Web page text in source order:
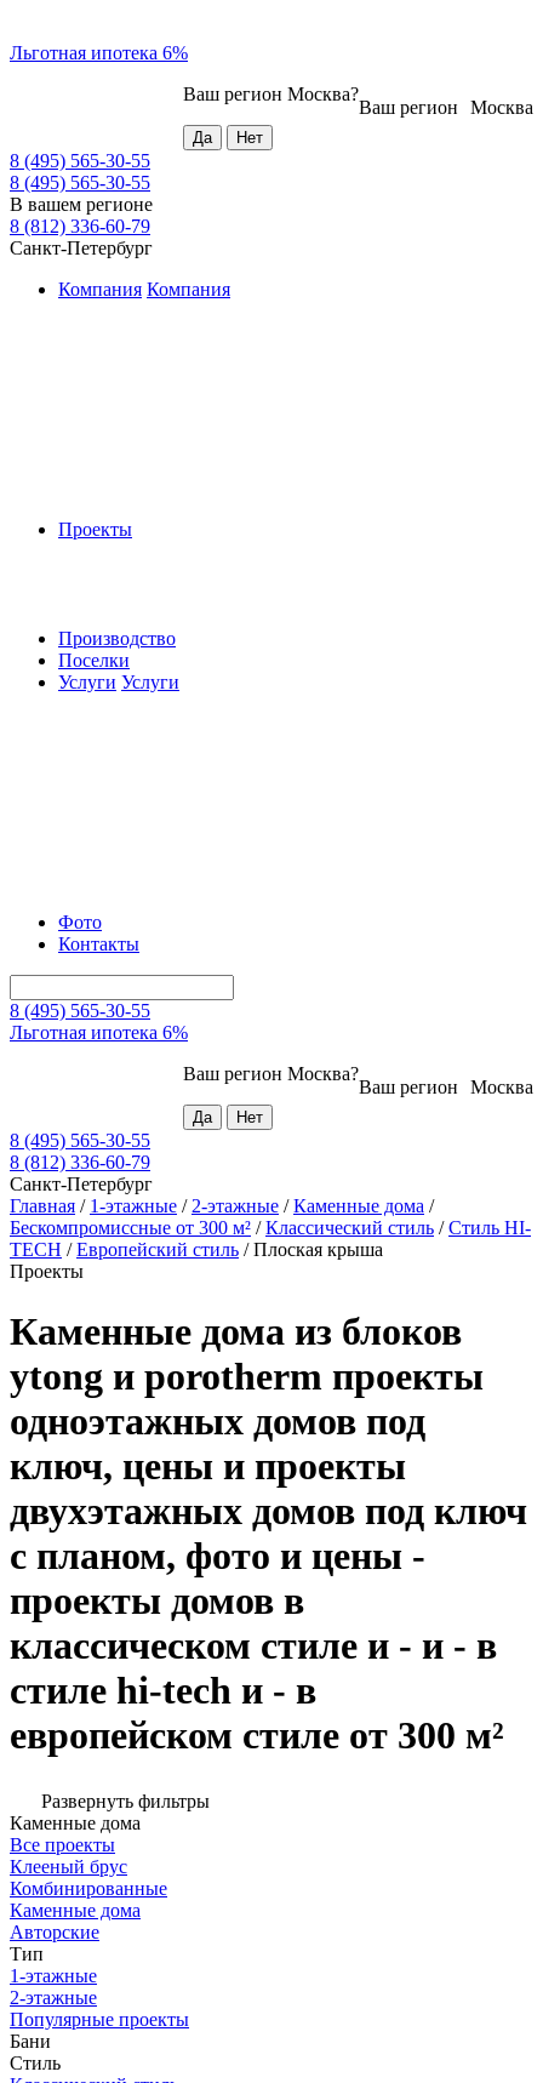
Льготная ипотека 6%
Москва
Ваш регион
Ваш регион Москва?
8 (495) 565-30-55
8 (495) 565-30-55
В вашем регионе
8 (812) 336-60-79
Санкт-Петербург
Компания Компания
Проекты
Производство
Поселки
Услуги Услуги
Фото
Контакты
8 (495) 565-30-55
Льготная ипотека 6%
Москва
Ваш регион
Ваш регион Москва?
8 (495) 565-30-55
8 (812) 336-60-79
Санкт-Петербург
Главная / 1-этажные / 2-этажные /Каменные дома /
Бескомпромиссные от 300 м² /Классический стиль /Стиль HI-
TECH /Европейский стиль /Плоская крыша
Проекты
Каменные дома из блоков
ytong и porotherm проекты
одноэтажных домов под
ключ, цены и проекты
двухэтажных домов под ключ
с планом, фото и цены -
проекты домов в
классическом стиле и - и - в
стиле hi-tech и - в
европейском стиле от 300 м²
Развернуть фильтры
Каменные дома
Все проекты
Клееный брус
Комбинированные
Каменные дома
Авторские
Тип
1-этажные
2-этажные
Популярные проекты
Бани
Стиль